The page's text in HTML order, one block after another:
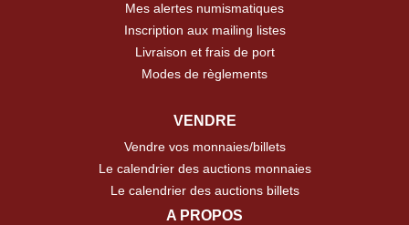
Mes alertes numismatiques
Inscription aux mailing listes
Livraison et frais de port
Modes de règlements
VENDRE
Vendre vos monnaies/billets
Le calendrier des auctions monnaies
Le calendrier des auctions billets
A PROPOS